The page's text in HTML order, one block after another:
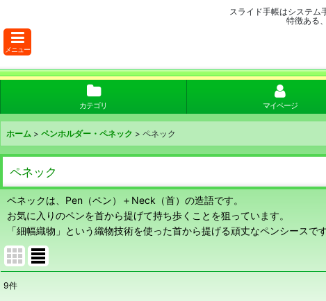
スライド手帳はシステム
特徴ある
メニュー
カテゴリ マイページ
ホーム > ペンホルダー・ペネック > ペネック
ペネック
ペネックは、Pen（ペン）＋Neck（首）の造語です。
お気に入りのペンを首から提げて持ち歩くことを狙っています。
「細幅織物」という織物技術を使った首から提げる頑丈なペンシースです
9件